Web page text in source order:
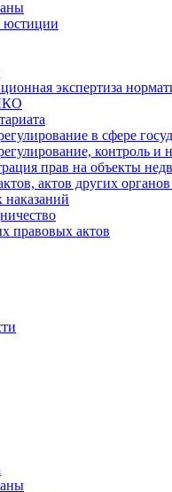
юстиции
экспертиза
в сфере
контроль и
прав на объекты
актов других
правовых актов